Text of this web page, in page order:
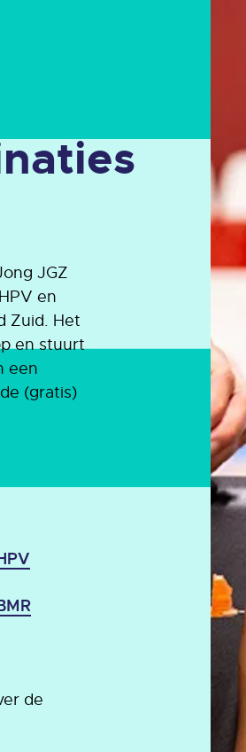
JGZ
en
Zuid. Het
en stuurt
een
(gratis)
de